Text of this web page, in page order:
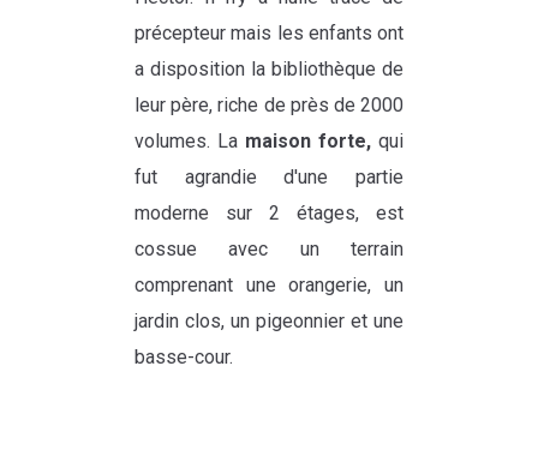
précepteur mais les enfants ont
a disposition la bibliothèque de
leur père, riche de près de 2000
volumes. La maison forte, qui
fut agrandie d'une partie
moderne sur 2 étages, est
cossue avec un terrain
comprenant une orangerie, un
jardin clos, un pigeonnier et une
basse-cour.